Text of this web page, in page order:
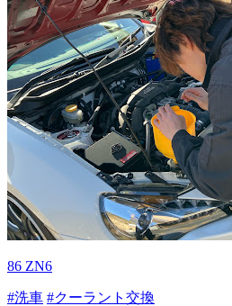
86 ZN6
#洗車 #クーラント交換